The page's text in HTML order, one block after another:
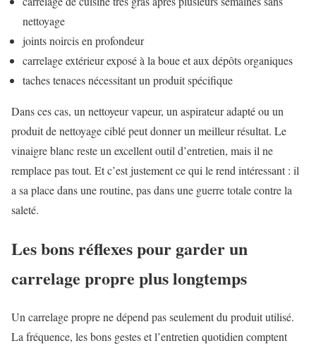
nettoyage
joints noircis en profondeur
carrelage extérieur exposé à la boue et aux dépôts organiques
taches tenaces nécessitant un produit spécifique
Dans ces cas, un nettoyeur vapeur, un aspirateur adapté ou un
produit de nettoyage ciblé peut donner un meilleur résultat. Le
vinaigre blanc reste un excellent outil d’entretien, mais il ne
remplace pas tout. Et c’est justement ce qui le rend intéressant : il
a sa place dans une routine, pas dans une guerre totale contre la
saleté.
Les bons réflexes pour garder un
carrelage propre plus longtemps
Un carrelage propre ne dépend pas seulement du produit utilisé.
La fréquence, les bons gestes et l’entretien quotidien comptent